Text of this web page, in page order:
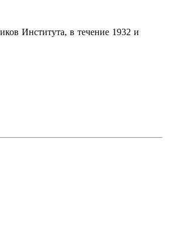
Института, в течение 1932 и